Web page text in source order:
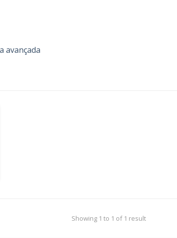
avançada
Showing 1 to 1 of 1 result